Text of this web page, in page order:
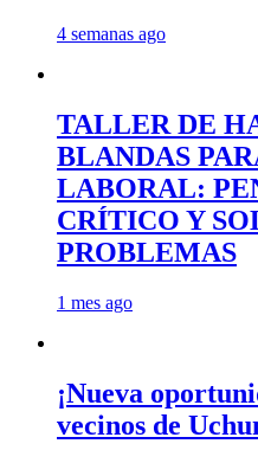
4 semanas ago
TALLER DE
BLANDAS
LABORAL:
CRÍTICO Y
PROBLEMAS
1 mes ago
¡Nueva
vecinos de